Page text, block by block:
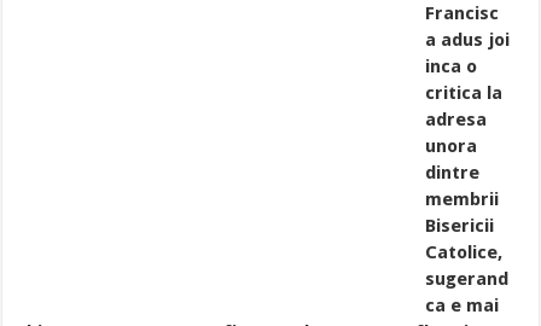
Francisc
a adus joi
inca o
critica la
adresa
unora
dintre
membrii
Bisericii
Catolice,
sugerand
ca e mai